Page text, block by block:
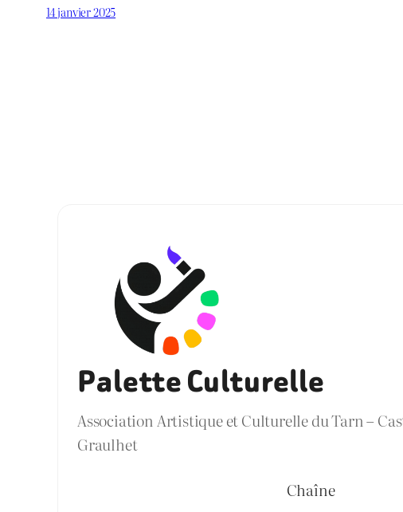
14 janvier 2025
Palette Culturelle
Association Artistique et Culturelle du Tarn –
Graulhet
Chaîne